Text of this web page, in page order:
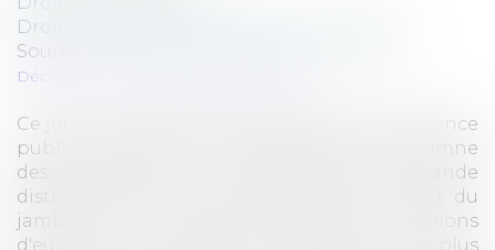
Droit commercial
Source :
Décision n° 20-D-09 du 16 juillet 2020
Ce jour, 16 juillet 2020, l'Autorité de la concurrence
publie une décision par laquelle elle condamne
des industriels et enseignes de la grande
distribution du secteur de la charcuterie et du
jambon à une amende totale de 93 millions
d'euros (dont quatre groupes parmi les plus